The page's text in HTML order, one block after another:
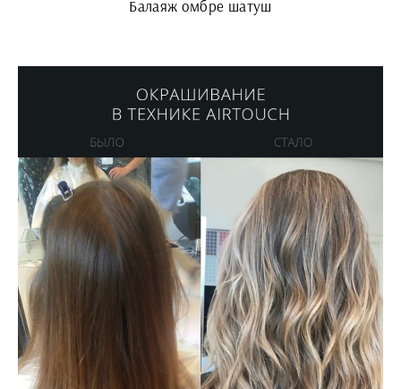
Балаяж омбре шатуш